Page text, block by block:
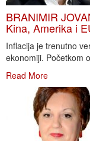
BRANIMIR
Kina, Amerika i
Inflacija je trenutno
ekonomiji. Početkom
Read More